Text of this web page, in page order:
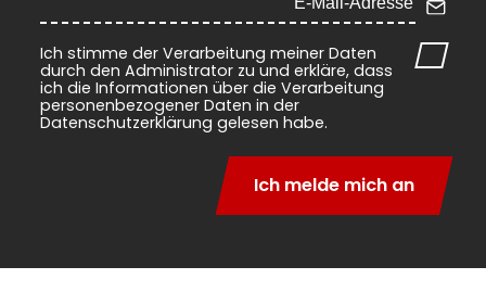
Ich stimme der Verarbeitung meiner Daten
durch den Administrator zu und erkläre, dass
ich die Informationen über die Verarbeitung
personenbezogener Daten in der
Datenschutzerklärung gelesen habe.
Ich melde mich an